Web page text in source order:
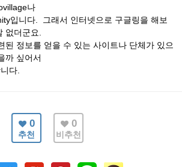
나
입니다. 그래서 인터넷으로 구글링을 해보
없더군요.
된 정보를 얻을 수 있는 사이트나 단체가 있으
까 싶어서
다.
0
추천
0
비추천